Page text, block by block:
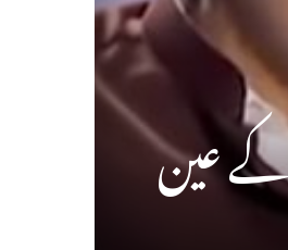
کے عین